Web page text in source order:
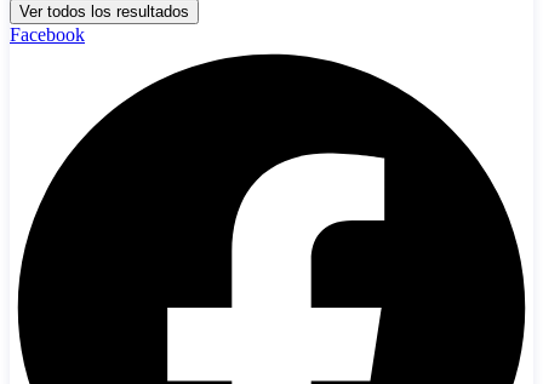
Ver todos los resultados
Facebook